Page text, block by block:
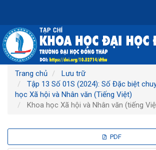
chính
Nội
dung
chính
Thanh
bên
Trang chủ
Lưu trữ
Tập 13 Số 01S (2024): Số Đặc biệt
học Xã hội và Nhân văn (Tiếng Việt)
Khoa học Xã hội và Nhân văn (tiếng
PDF